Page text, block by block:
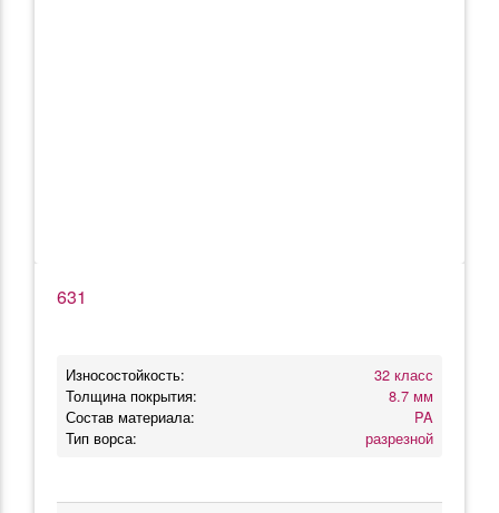
631
Износостойкость:
32 класс
Толщина покрытия:
8.7 мм
Состав материала:
PA
Тип ворса:
разрезной